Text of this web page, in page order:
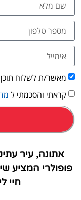
מאשר/ת לשלוח תוכן
קראתי והסכמתי ל
אתונה, עיר
פופולרי המציע
חיי